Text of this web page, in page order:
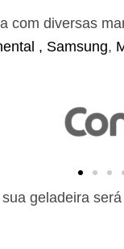
com diversas
, Samsung,
geladeira